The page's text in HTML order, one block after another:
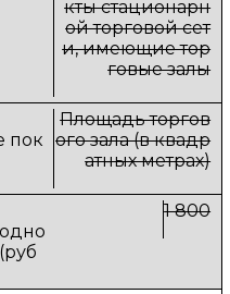
кты стационарн
ой торговой сет
и, имеющие тор
говые залы
Площадь торгов
ого зала (в квадр
атных метрах)
1 800